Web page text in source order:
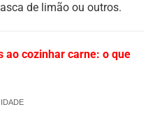
de limão ou outros.
ao cozinhar carne: o que